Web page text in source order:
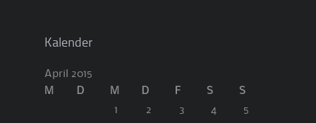
Kalender
April 2015
M
D M D F S
S
1
2 3 4 5